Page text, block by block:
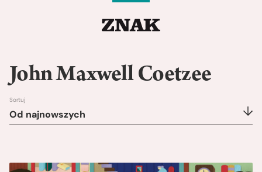
John Maxwell Coetzee
Sortuj
Od najnowszych